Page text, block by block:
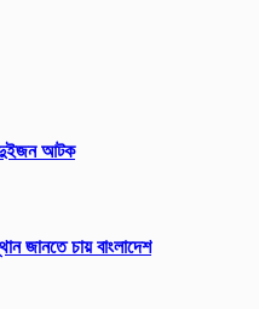
দুইজন আটক
জানতে চায় বাংলাদেশ